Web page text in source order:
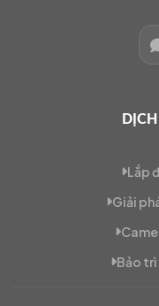
Lắp
Giải
Bảo trì